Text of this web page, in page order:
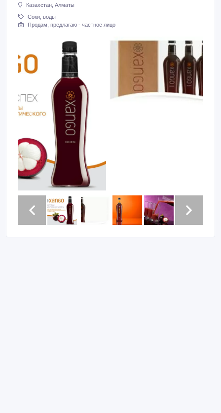
Казахстан, Алматы
Соки, воды
Продам, предлагаю - частное лицо